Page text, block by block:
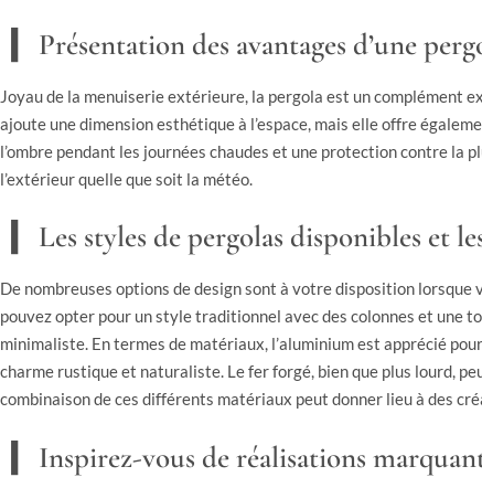
Présentation des avantages d’une
Joyau de la menuiserie extérieure, la pergola est un complément
ajoute une dimension esthétique à l’espace, mais elle offre
l’ombre pendant les journées chaudes et une protection contre la
l’extérieur quelle que soit la météo.
Les styles de pergolas disponibles et
De nombreuses options de design sont à votre disposition
pouvez opter pour un style traditionnel avec des colonnes et une
minimaliste. En termes de matériaux, l’aluminium est apprécié
charme rustique et naturaliste. Le fer forgé, bien que plus lourd,
combinaison de ces différents matériaux peut donner lieu à des
Inspirez-vous de réalisations